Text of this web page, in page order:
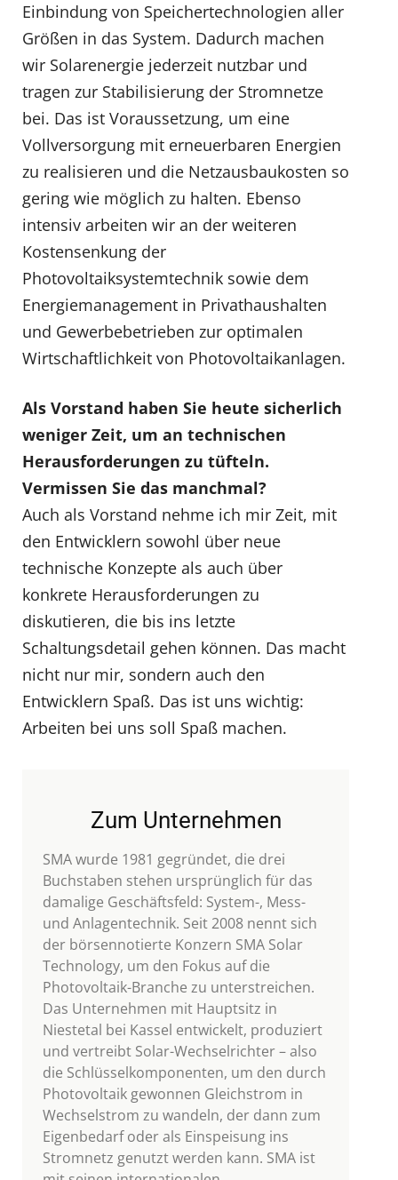
Einbindung von Speichertechnologien aller
Größen in das System. Dadurch machen
wir Solarenergie jederzeit nutzbar und
tragen zur Stabilisierung der Stromnetze
bei. Das ist Voraussetzung, um eine
Vollversorgung mit erneuerbaren Energien
zu realisieren und die Netzausbaukosten so
gering wie möglich zu halten. Ebenso
intensiv arbeiten wir an der weiteren
Kostensenkung der
Photovoltaiksystemtechnik sowie dem
Energiemanagement in Privathaushalten
und Gewerbebetrieben zur optimalen
Wirtschaftlichkeit von Photovoltaikanlagen.
Als Vorstand haben Sie heute sicherlich
weniger Zeit, um an technischen
Herausforderungen zu tüfteln.
Vermissen Sie das manchmal?
Auch als Vorstand nehme ich mir Zeit, mit
den Entwicklern sowohl über neue
technische Konzepte als auch über
konkrete Herausforderungen zu
diskutieren, die bis ins letzte
Schaltungsdetail gehen können. Das macht
nicht nur mir, sondern auch den
Entwicklern Spaß. Das ist uns wichtig:
Arbeiten bei uns soll Spaß machen.
Zum Unternehmen
SMA wurde 1981 gegründet, die drei
Buchstaben stehen ursprünglich für das
damalige Geschäftsfeld: System-, Mess-
und Anlagentechnik. Seit 2008 nennt sich
der börsennotierte Konzern SMA Solar
Technology, um den Fokus auf die
Photovoltaik-Branche zu unterstreichen.
Das Unternehmen mit Hauptsitz in
Niestetal bei Kassel entwickelt, produziert
und vertreibt Solar-Wechselrichter – also
die Schlüsselkomponenten, um den durch
Photovoltaik gewonnen Gleichstrom in
Wechselstrom zu wandeln, der dann zum
Eigenbedarf oder als Einspeisung ins
Stromnetz genutzt werden kann. SMA ist